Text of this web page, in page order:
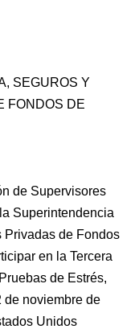
SEGUROS Y
FONDOS DE
de Supervisores
Superintendencia
Privadas de Fondos
en la Tercera
de Estrés,
de noviembre de
Unidos